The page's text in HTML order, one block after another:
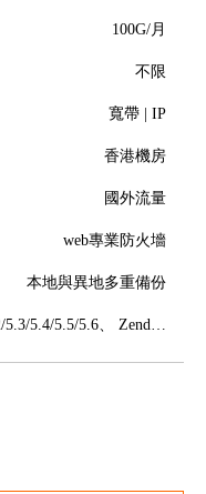
100G/月
不限
寬帶 | IP
香港機房
國外流量
web專業防火墻
本地與異地多重備份
HTML、PHP 5.2/5.3/5.4/5.5/5.6、 Zend Optimizer 3.3.0、 FSO、Jmail